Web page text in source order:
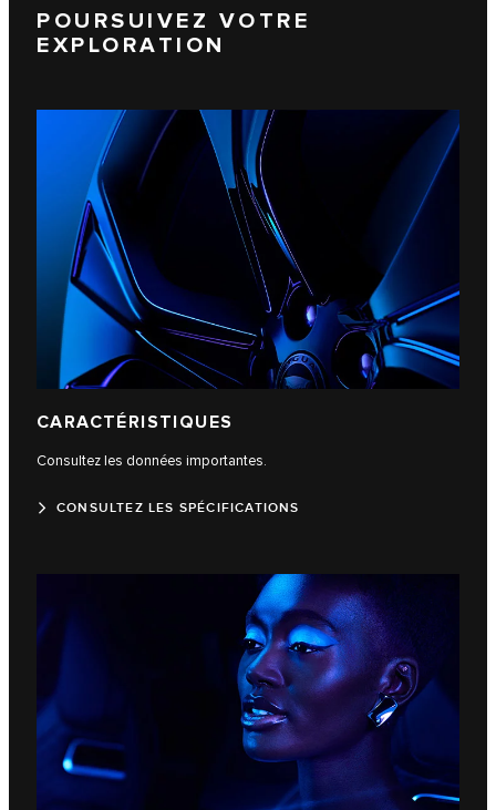
POURSUIVEZ VOTRE
EXPLORATION
CARACTÉRISTIQUES
Consultez les données importantes.
CONSULTEZ LES SPÉCIFICATIONS